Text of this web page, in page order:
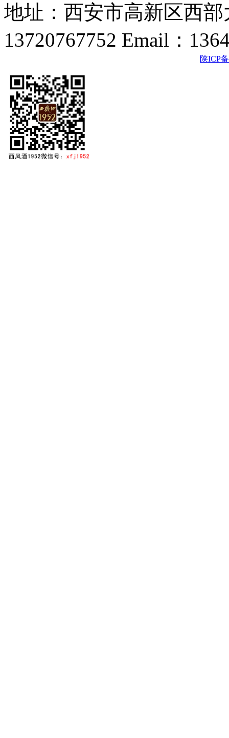
地址：西安市高新区西
13720767752 Email：
陕ICP